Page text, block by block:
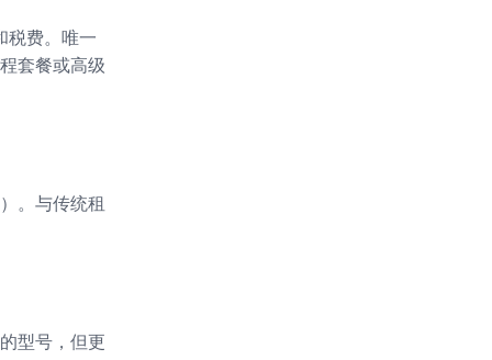
税费。唯一
套餐或高级
。与传统租
型号，但更